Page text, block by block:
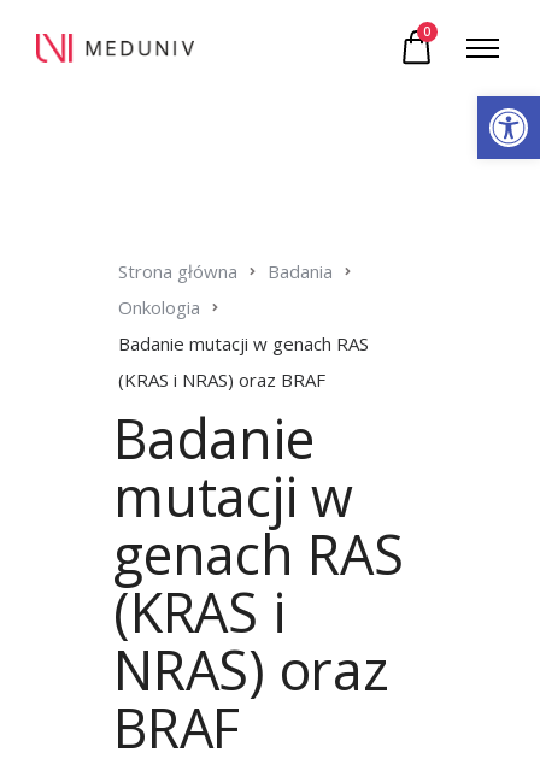
Otwórz pasek narzędzi
0
Strona główna
Badania
Onkologia
Badanie mutacji w genach RAS
(KRAS i NRAS) oraz BRAF
Badanie
mutacji w
genach RAS
(KRAS i
NRAS) oraz
BRAF